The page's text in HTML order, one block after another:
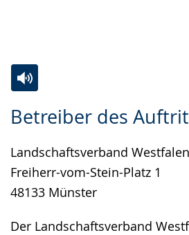
angezeigt.
Betreiber des
Landschaftsverband
Freiherr-vom-Stein-Platz 1
48133 Münster
Der Landschaftsverband
Leichten
wechseln.
Audio-
Video
Deutscher
Gebärdensprache
wird
angezeigt.